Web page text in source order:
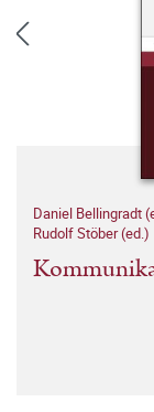
Daniel Bellingradt
Rudolf Stöber (ed.)